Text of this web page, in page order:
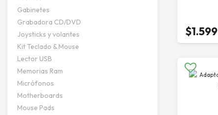
Gabinetes
Grabadora CD/DVD
Joysticks y volantes
Kit Teclado & Mouse
Lector USB
Memorias Ram
Micrófonos
Motherboards
Mouse Pads
$1.599